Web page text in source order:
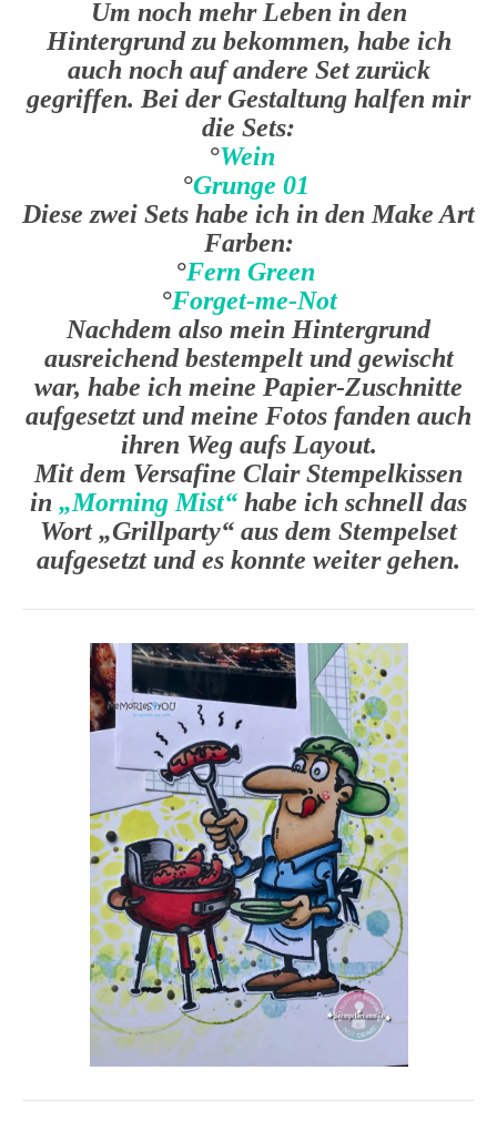
Um noch mehr Leben in den
Hintergrund zu bekommen, habe ich
auch noch auf andere Set zurück
gegriffen. Bei der Gestaltung halfen mir
die Sets:
°Wein
°Grunge 01
Diese zwei Sets habe ich in den Make Art
Farben:
°Fern Green
°Forget-me-Not
Nachdem also mein Hintergrund
ausreichend bestempelt und gewischt
war, habe ich meine Papier-Zuschnitte
aufgesetzt und meine Fotos fanden auch
ihren Weg aufs Layout.
Mit dem Versafine Clair Stempelkissen
in „Morning Mist“ habe ich schnell das
Wort „Grillparty“ aus dem Stempelset
aufgesetzt und es konnte weiter gehen.